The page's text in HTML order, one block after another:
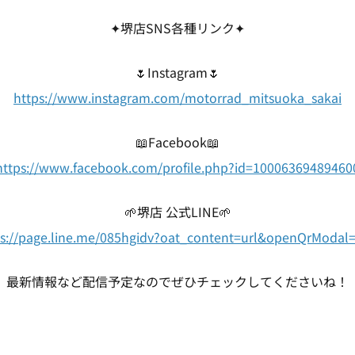
✦堺店SNS各種リンク✦
🌷Instagram🌷
https://www.instagram.com/motorrad_mitsuoka_sakai
📖Facebook📖
www.facebook.com/
🌱堺店 公式LINE🌱
page.line.me/
最新情報など配信予定なのでぜひチェックしてくださいね！